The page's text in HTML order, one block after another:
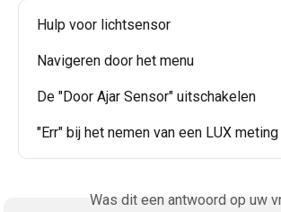
Hulp voor lichtsensor
Navigeren door het menu
De "Door Ajar Sensor" uitschakelen
"Err" bij het nemen van een LUX meting
Was dit een antwoord op uw